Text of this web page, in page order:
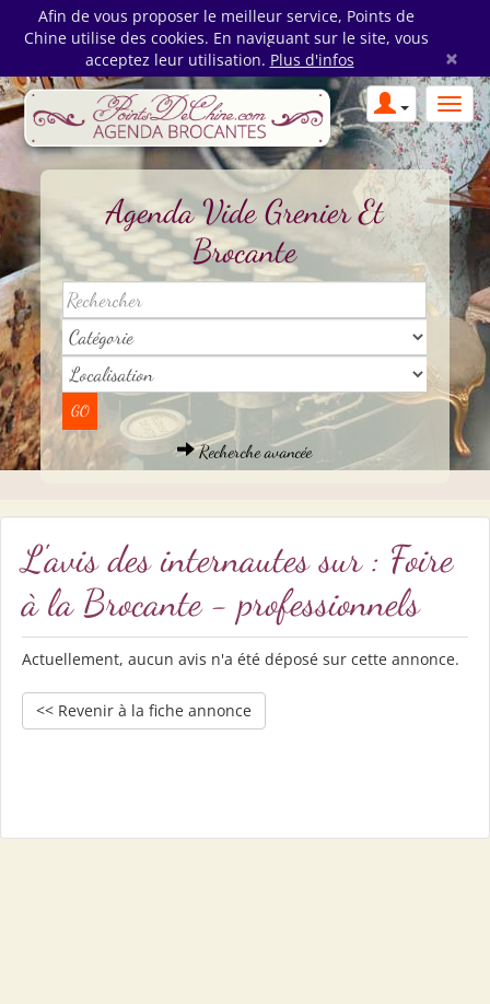
Afin de vous proposer le meilleur service, Points de
Chine utilise des cookies. En naviguant sur le site, vous
acceptez leur utilisation. Plus d'infos ×
Agenda Vide Grenier Et
Brocante
Recherche avancée
L'avis des internautes sur : Foire
à la Brocante - professionnels
Actuellement, aucun avis n'a été déposé sur cette annonce.
<< Revenir à la fiche annonce